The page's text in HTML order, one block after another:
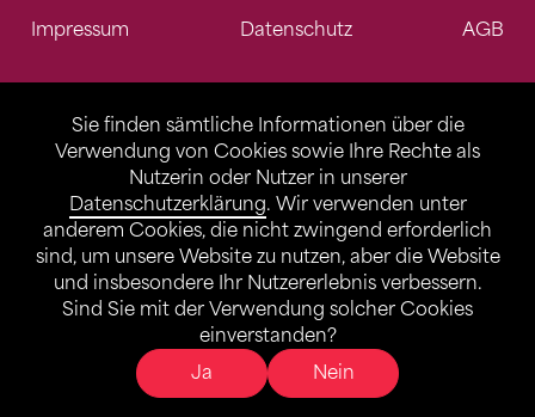
Sie finden sämtliche Informationen über die
Verwendung von Cookies sowie Ihre Rechte als
Nutzerin oder Nutzer in unserer
Datenschutzerklärung. Wir verwenden unter
anderem Cookies, die nicht zwingend erforderlich
sind, um unsere Website zu nutzen, aber die Website
und insbesondere Ihr Nutzererlebnis verbessern.
Sind Sie mit der Verwendung solcher Cookies
einverstanden?
Ja
Nein
Impressum Datenschutz AGB